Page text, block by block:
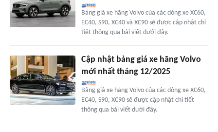
Bảng giá xe hãng Volvo của các dòng xe XC60,
EC40, S90, XC40 và XC90 sẽ được cập nhật chi
tiết thông qua bài viết dưới đây.
Cập nhật bảng giá xe hãng Volvo
mới nhất tháng 12/2025
Bảng giá xe hãng Volvo của các dòng xe XC60,
EC40, S90, XC90 sẽ được cập nhật chi tiết
thông qua bài viết dưới đây.